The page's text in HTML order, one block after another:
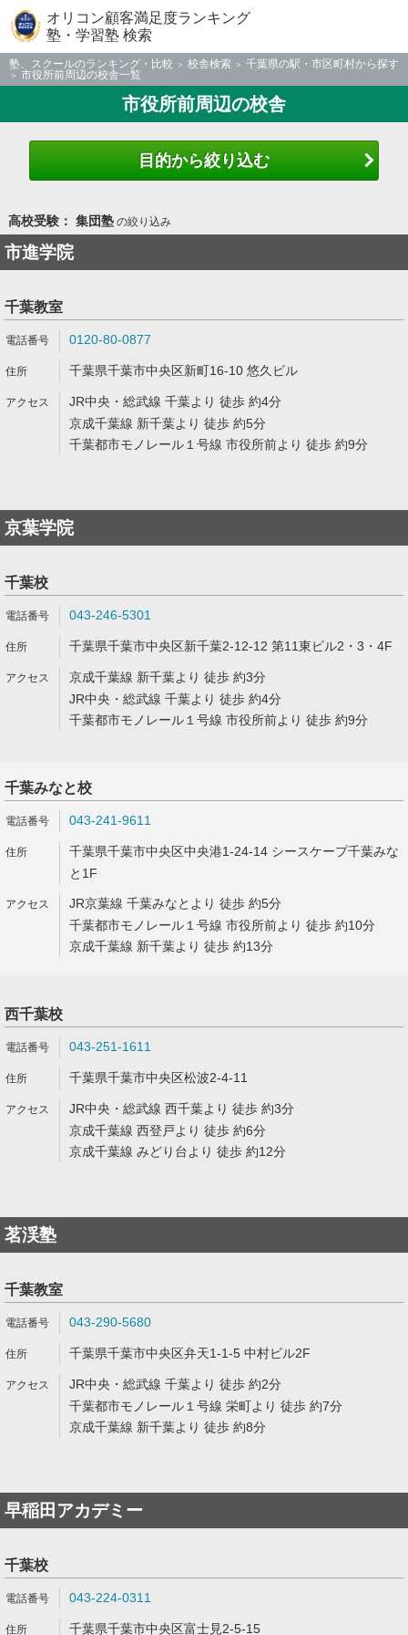
オリコン顧客満足度ランキング
塾・学習塾 検索
塾、スクールのランキング・比較 校舎検索
千葉県の駅・市区町村から探す
市役所前周辺の校舎一覧
市役所前周辺の校舎
目的から絞り込む
高校受験： 集団塾の絞り込み
市進学院
千葉教室
0120-80-0877
千葉県千葉市中央区新町16-10 悠久ビル
JR中央・総武線 千葉より 徒歩 約4分
京成千葉線 新千葉より 徒歩 約5分
千葉都市モノレール１号線 市役所前より 徒歩 約9分
京葉学院
千葉校
043-246-5301
千葉県千葉市中央区新千葉2-12-12 第11東ビル2・3・4F
京成千葉線 新千葉より 徒歩 約3分
JR中央・総武線 千葉より 徒歩 約4分
千葉都市モノレール１号線 市役所前より 徒歩 約9分
千葉みなと校
043-241-9611
千葉県千葉市中央区中央港1-24-14 シースケープ千葉みな
と1F
JR京葉線 千葉みなとより 徒歩 約5分
千葉都市モノレール１号線 市役所前より 徒歩 約10分
京成千葉線 新千葉より 徒歩 約13分
西千葉校
043-251-1611
千葉県千葉市中央区松波2-4-11
JR中央・総武線 西千葉より 徒歩 約3分
京成千葉線 西登戸より 徒歩 約6分
京成千葉線 みどり台より 徒歩 約12分
茗渓塾
千葉教室
043-290-5680
千葉県千葉市中央区弁天1-1-5 中村ビル2F
JR中央・総武線 千葉より 徒歩 約2分
千葉都市モノレール１号線 栄町より 徒歩 約7分
京成千葉線 新千葉より 徒歩 約8分
早稲田アカデミー
千葉校
043-224-0311
千葉県千葉市中央区富士見2-5-15